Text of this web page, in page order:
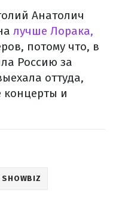
Анатолич
лучше Лорака,
потому что, в
Россию за
оттуда,
концерты и
SHOWBIZ